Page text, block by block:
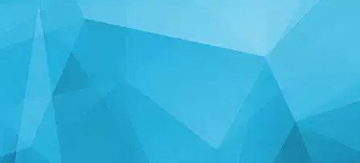
СТАТИСТИКА
25004 Пользователи
11255 Комментарии